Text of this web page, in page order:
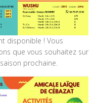
disponible ! Vous
que vous souhaitez sur
prochaine.